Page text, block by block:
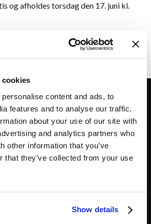
cookies
content and ads, to
features and to analyse our traffic.
about your use of our site with
and analytics partners who
other information that you’ve
that they’ve collected from your use
Show details
og afholdes torsdag den 17. juni kl.